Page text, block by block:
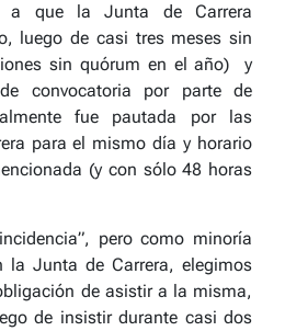
que la Junta de Carrera
luego de casi tres meses sin
sin quórum en el año) y
convocatoria por parte de
fue pautada por las
para el mismo día y horario
(y con sólo 48 horas
pero como minoría
la Junta de Carrera, elegimos
de asistir a la misma,
de insistir durante casi dos